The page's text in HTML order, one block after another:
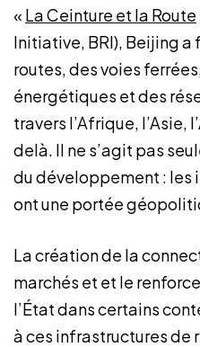
« La Ceinture et la Route
Initiative, BRI), Beijing
routes, des voies
énergétiques et des
travers l’Afrique, l’Asie,
delà. Il ne s’agit pas
du développement : les
ont une portée
La création de la
marchés et et le
l’État dans certains
à ces infrastructures de